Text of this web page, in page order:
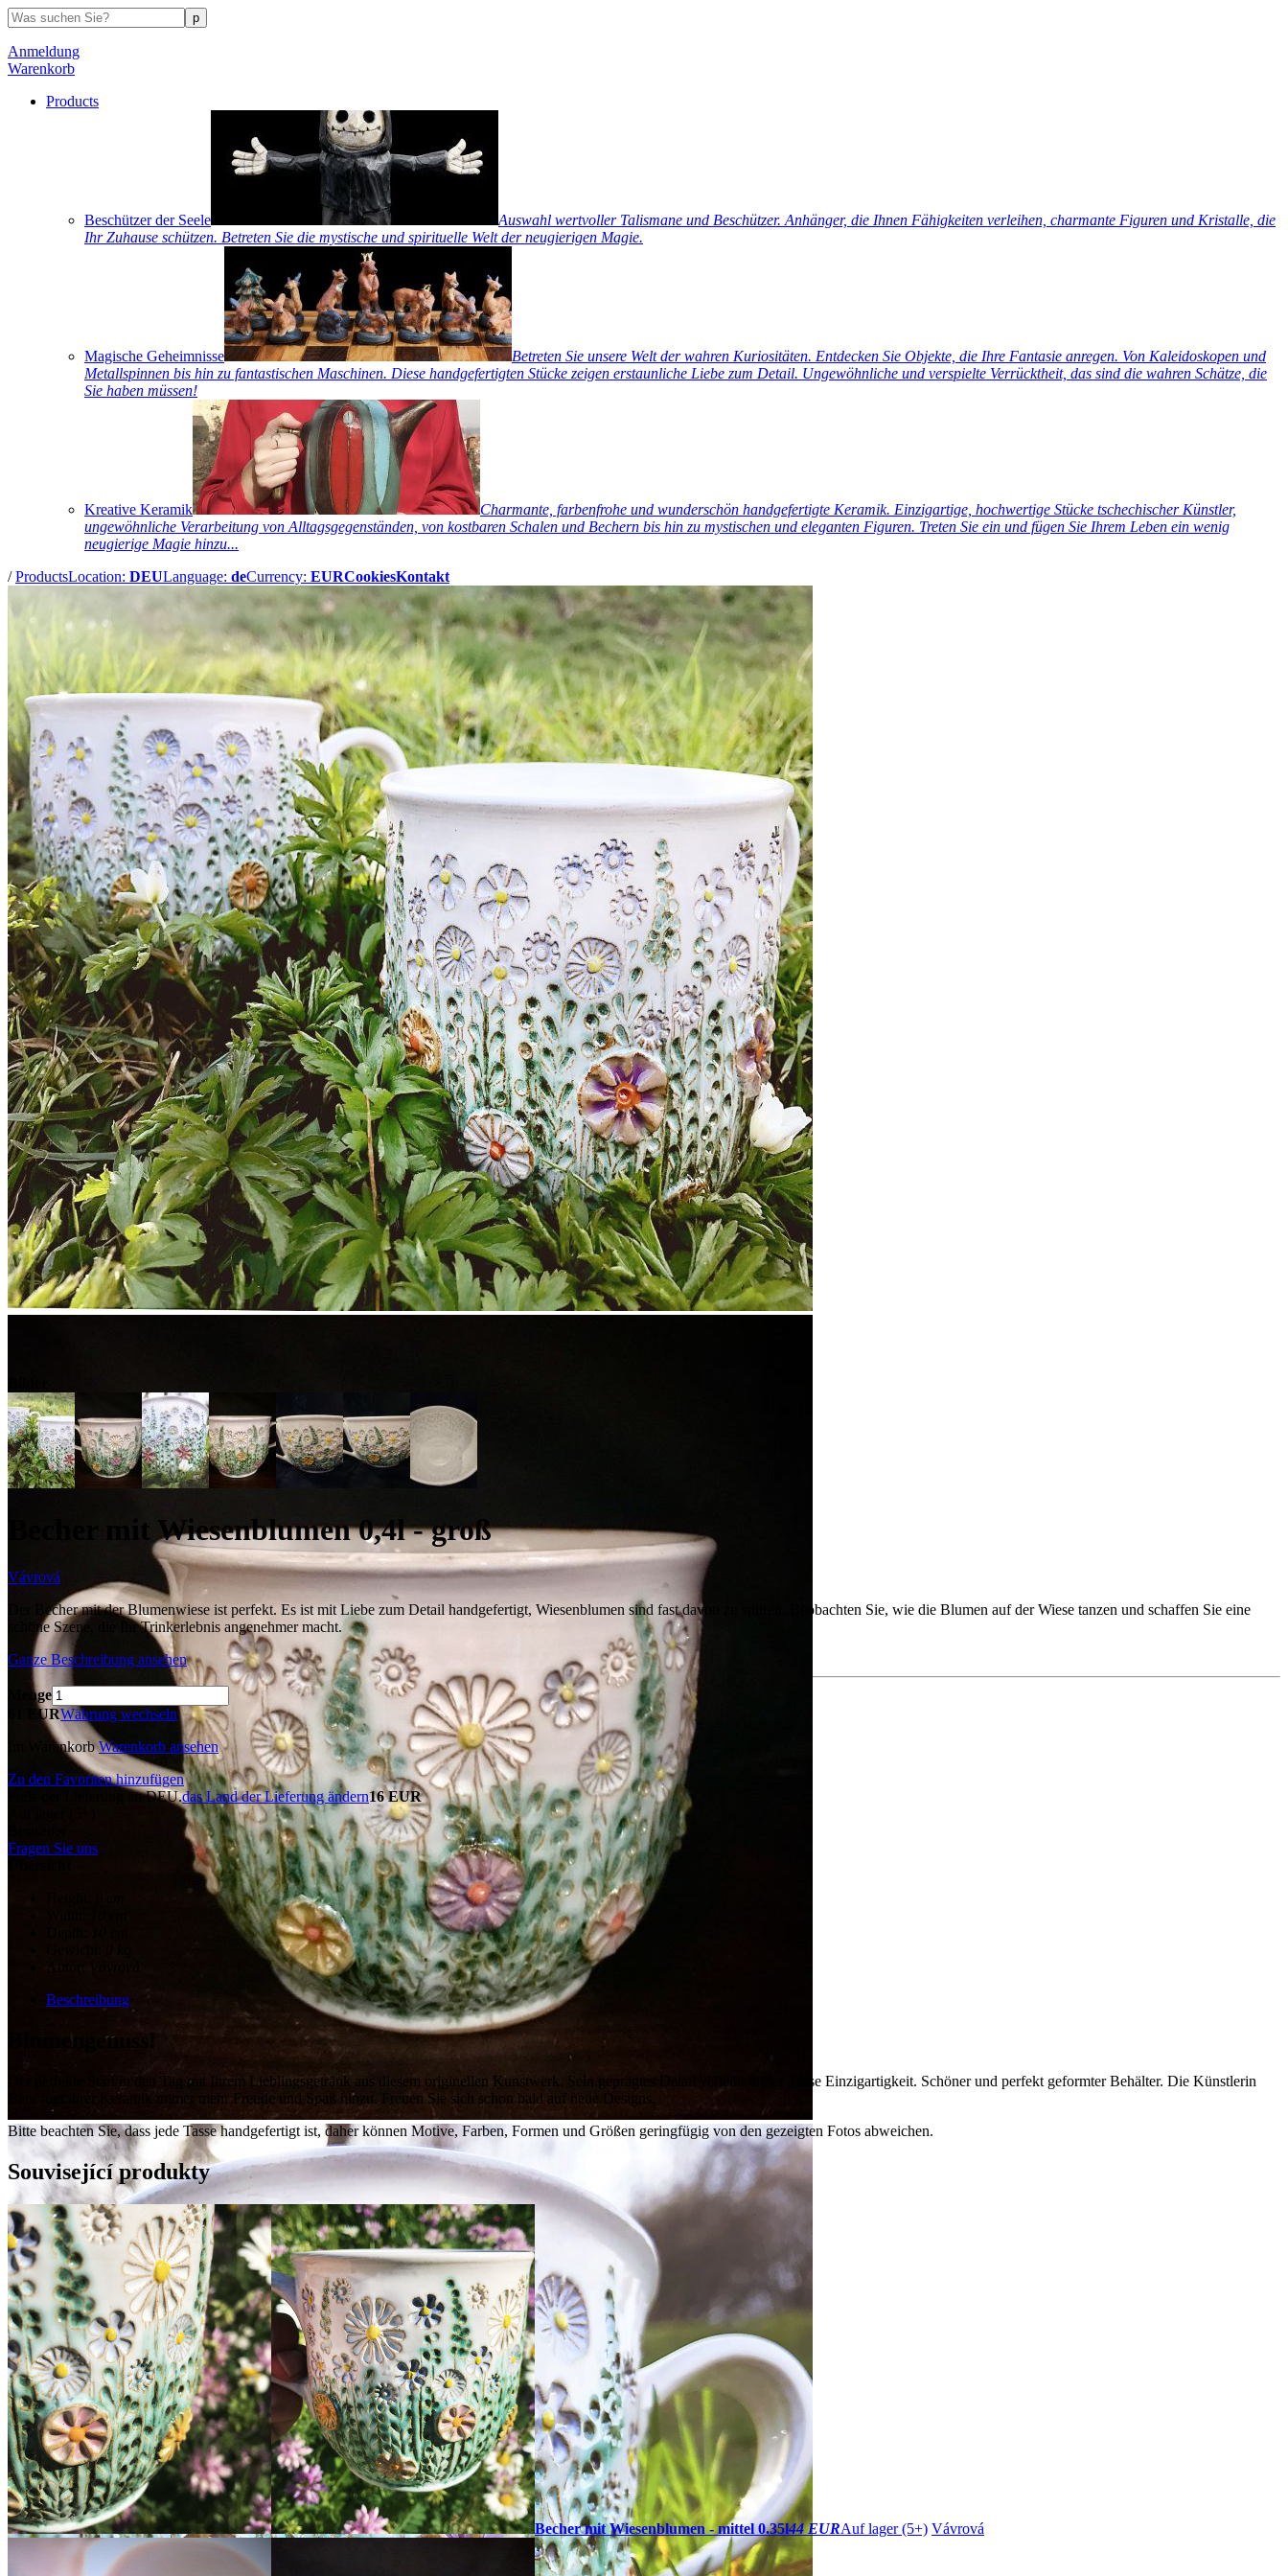
Anmeldung
Warenkorb
Products
Beschützer der Seele
Auswahl wertvoller Talismane und Beschützer. Anhänger, die Ihnen Fähigkeiten verleihen, charmante Figuren und Kristalle, die
Ihr Zuhause schützen. Betreten Sie die mystische und spirituelle Welt der neugierigen Magie.
Magische Geheimnisse
Betreten Sie unsere Welt der wahren Kuriositäten. Entdecken Sie Objekte, die Ihre Fantasie anregen. Von Kaleidoskopen und
Metallspinnen bis hin zu fantastischen Maschinen. Diese handgefertigten Stücke zeigen erstaunliche Liebe zum Detail. Ungewöhnliche und verspielte Verrücktheit, das sind die wahren Schätze, die
Sie haben müssen!
Kreative Keramik
Charmante, farbenfrohe und wunderschön handgefertigte Keramik. Einzigartige, hochwertige Stücke tschechischer Künstler,
ungewöhnliche Verarbeitung von Alltagsgegenständen, von kostbaren Schalen und Bechern bis hin zu mystischen und eleganten Figuren. Treten Sie ein und fügen Sie Ihrem Leben ein wenig
neugierige Magie hinzu...
/ProductsLocation: DEULanguage: deCurrency: EURCookiesKontakt
Becher mit Wiesenblumen 0,4l - groß
Vávrová
Der Becher mit der Blumenwiese ist perfekt. Es ist mit Liebe zum Detail handgefertigt, Wiesenblumen sind fast davon zu spüren. Beobachten Sie, wie die Blumen auf der Wiese tanzen und schaffen Sie eine
schöne Szene, die Ihr Trinkerlebnis angenehmer macht.
Ganze Beschreibung ansehen
Menge
61 EURWährung wechseln
Im WarenkorbWarenkorb ansehen
Zu den Favoriten hinzufügen
Preis der Lieferung an DEU.das Land der Lieferung ändern16 EUR
Fragen Sie uns
Autor:
Beschreibung
Blumengenuss!
Der perfekte Start in den Tag mit Ihrem Lieblingsgetränk aus diesem originellen Kunstwerk. Sein geprägtes Detail verleiht dieser Tasse Einzigartigkeit. Schöner und perfekt geformter Behälter. Die Künstlerin
Bára fügt ihrer Keramik immer mehr Freude und Spaß hinzu. Freuen Sie sich schon bald auf neue Designs.
Bitte beachten Sie, dass jede Tasse handgefertigt ist, daher können Motive, Farben, Formen und Größen geringfügig von den gezeigten Fotos abweichen.
Související produkty
Becher mit Wiesenblumen - mittel 0.35l44 EURAuf lager (5+) Vávrová